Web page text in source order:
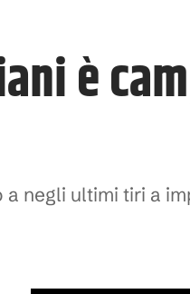
è
negli ultimi tiri a